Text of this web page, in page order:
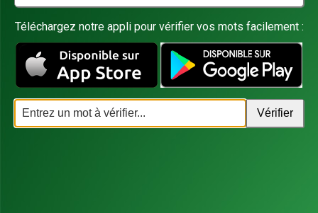
Téléchargez notre appli pour vérifier vos mots facilement :